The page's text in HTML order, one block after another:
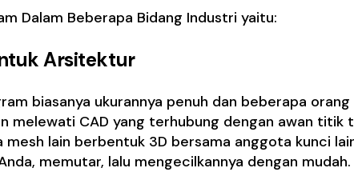
Dalam Beberapa Bidang Industri yaitu:
Arsitektur
biasanya ukurannya penuh dan beberapa
melewati CAD yang terhubung dengan awan titik
mesh lain berbentuk 3D bersama anggota kunci
memutar, lalu mengecilkannya dengan mudah.